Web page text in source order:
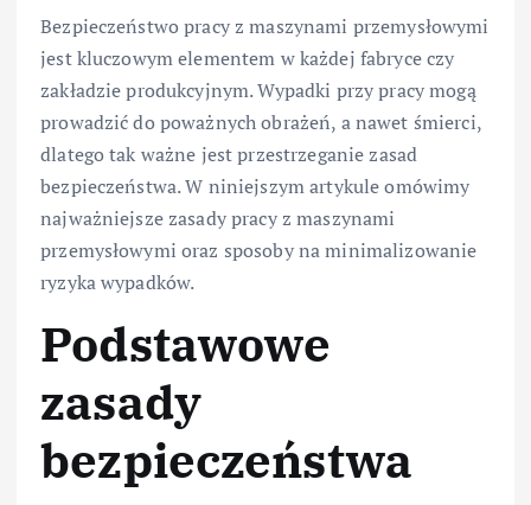
Bezpieczeństwo pracy z maszynami przemysłowymi
jest kluczowym elementem w każdej fabryce czy
zakładzie produkcyjnym. Wypadki przy pracy mogą
prowadzić do poważnych obrażeń, a nawet śmierci,
dlatego tak ważne jest przestrzeganie zasad
bezpieczeństwa. W niniejszym artykule omówimy
najważniejsze zasady pracy z maszynami
przemysłowymi oraz sposoby na minimalizowanie
ryzyka wypadków.
Podstawowe
zasady
bezpieczeństwa